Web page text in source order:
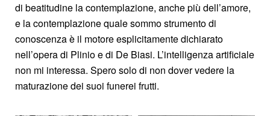
di beatitudine la contemplazione, anche più dell’amore,
e la contemplazione quale sommo strumento di
conoscenza è il motore esplicitamente dichiarato
nell’opera di Plinio e di De Biasi. L’intelligenza artificiale
non mi interessa. Spero solo di non dover vedere la
maturazione dei suoi funerei frutti.